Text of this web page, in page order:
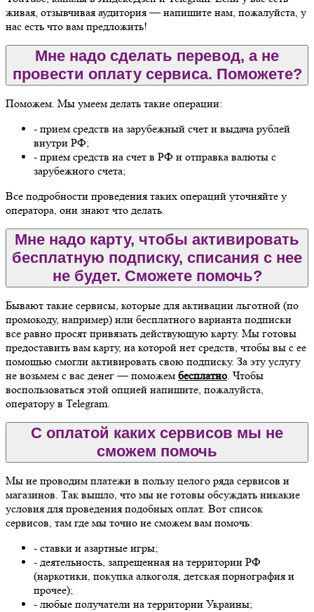
живая, отзывчивая аудитория — напишите нам, пожалуйста, у
нас есть что вам предложить!
Мне надо сделать перевод, а не
провести оплату сервиса. Поможете?
Поможем. Мы умеем делать такие операции:
- прием средств на зарубежный счет и выдача рублей
внутри РФ;
- прием средств на счет в РФ и отправка валюты с
зарубежного счета;
Все подробности проведения таких операций уточняйте у
оператора, они знают что делать.
Мне надо карту, чтобы активировать
бесплатную подписку, списания с нее
не будет. Сможете помочь?
Бывают такие сервисы, которые для активации льготной (по
промокоду, например) или бесплатного варианта подписки
все равно просят привязать действующую карту. Мы готовы
предоставить вам карту, на которой нет средств, чтобы вы с ее
помощью смогли активировать свою подписку. За эту услугу
не возьмем с вас денег — поможем бесплатно. Чтобы
воспользоваться этой опцией напишите, пожалуйста,
оператору в Telegram.
С оплатой каких сервисов мы не
сможем помочь
Мы не проводим платежи в пользу целого ряда сервисов и
магазинов. Так вышло, что мы не готовы обсуждать никакие
условия для проведения подобных оплат. Вот список
сервисов, там где мы точно не сможем вам помочь:
- ставки и азартные игры;
- деятельность, запрещенная на территории РФ
(наркотики, покупка алкоголя, детская порнография и
прочее);
- любые получатели на территории Украины;